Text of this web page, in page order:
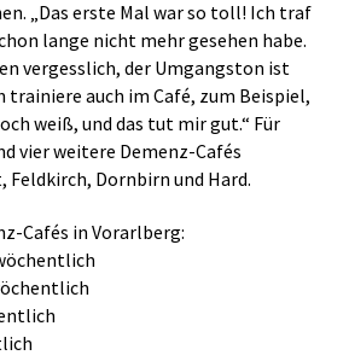
„Das erste Mal war so toll! Ich traf
lange nicht mehr gesehen habe.
vergesslich, der Umgangston ist
trainiere auch im Café, zum Beispiel,
weiß, und das tut mir gut.“ Für
vier weitere Demenz-Cafés
Dornbirn und Hard.
Cafés in Vorarlberg: